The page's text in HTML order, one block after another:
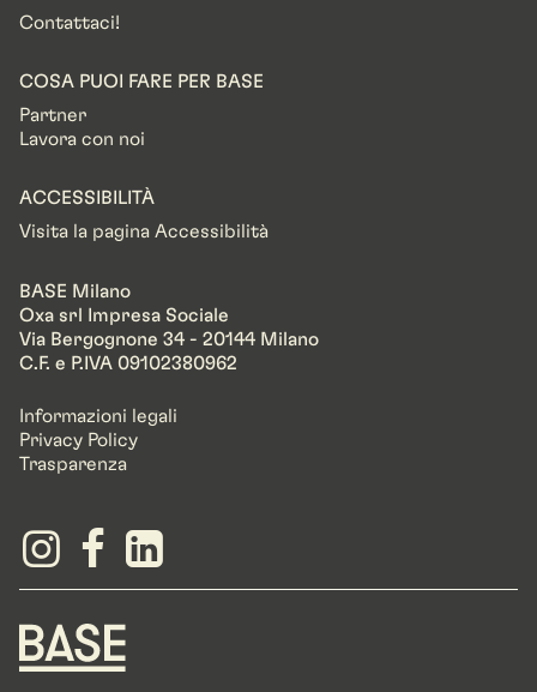
Contattaci!
COSA PUOI FARE PER BASE
Partner
Lavora con noi
ACCESSIBILITÀ
Visita la pagina Accessibilità
BASE Milano
Oxa srl Impresa Sociale
Via Bergognone 34 - 20144 Milano
C.F. e P.IVA 09102380962
Informazioni legali
Privacy Policy
Trasparenza